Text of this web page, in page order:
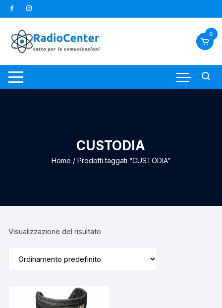
al
contenuto
0
CUSTODIA
Home / Prodotti taggati “CUSTODIA”
Visualizzazione del risultato